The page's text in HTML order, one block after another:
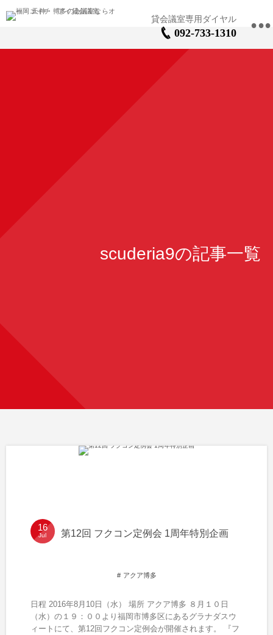
092-733-1310 •
scuderia9の記事一覧
16
Jul 第12回 フクコン定例会 1周年特別企画
アクア博多
日程 2016年8月10日（水） 場所 アクア博多 ８月１０日
（水）の１９：００より福岡市博多区にあるグラナダスウ
ィートにて、第12回フクコン定例会が開催されます。 『フ